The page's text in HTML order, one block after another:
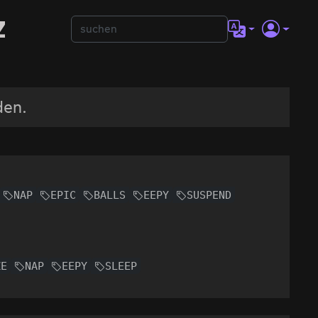
NAP EPIC BALLS EEPY SUSPEND
NAP EEPY SLEEP